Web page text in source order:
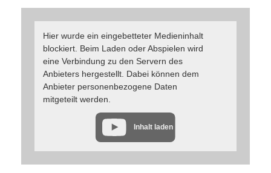
Hier wurde ein eingebetteter Medieninhalt
blockiert. Beim Laden oder Abspielen wird
eine Verbindung zu den Servern des
Anbieters hergestellt. Dabei können dem
Anbieter personenbezogene Daten
mitgeteilt werden.
Inhalt laden